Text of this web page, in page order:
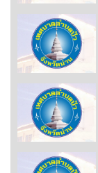
โกโก้วัลเล่ย์รีสอร์ท
โบทานิกการ์เดน
โรงแรมลีลาวดี
โรงแรมแสงอรุณ
โรงแรมโกลเด้น